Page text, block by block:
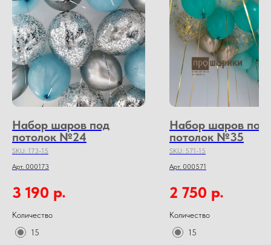
Набор шаров под
потолок №24
SKU: 173-15
Арт. 000173
3 190 р.
Количество
15
Набор шаров под
потолок №35
SKU: 571-15
Арт. 000571
2 750 р.
Количество
15